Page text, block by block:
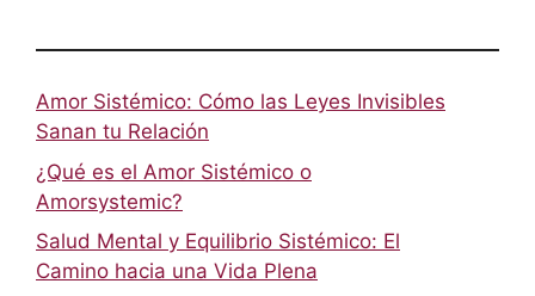
Amor Sistémico: Cómo las Leyes Invisibles
Sanan tu Relación
¿Qué es el Amor Sistémico o
Amorsystemic?
Salud Mental y Equilibrio Sistémico: El
Camino hacia una Vida Plena